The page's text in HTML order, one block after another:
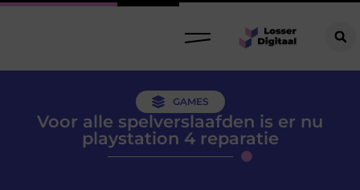
GAMES
Voor alle spelverslaafden is er nu
playstation 4 reparatie